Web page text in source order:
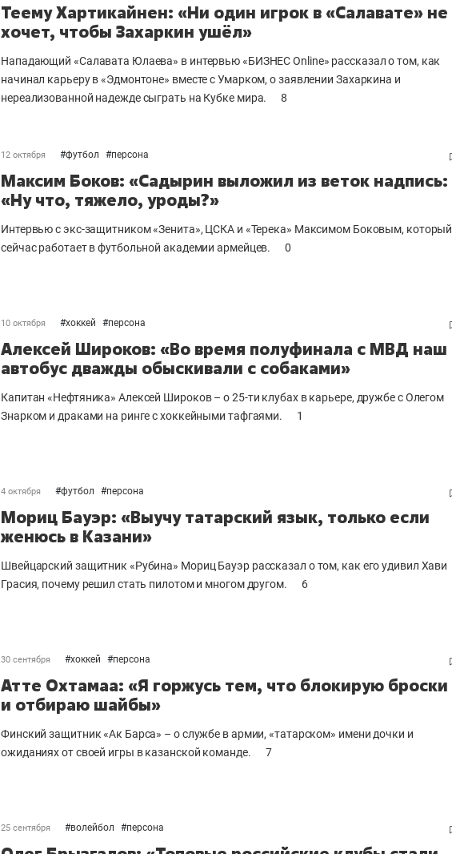
Теему Хартикайнен: «Ни один игрок в «Салавате» не
хочет, чтобы Захаркин ушёл»
Нападающий «Салавата Юлаева» в интервью «БИЗНЕС Online» рассказал о том, как
начинал карьеру в «Эдмонтоне» вместе с Умарком, о заявлении Захаркина и
нереализованной надежде сыграть на Кубке мира.
8
12 октября #футбол #персона
Максим Боков: «Садырин выложил из веток надпись:
«Ну что, тяжело, уроды?»
Интервью с экс-защитником «Зенита», ЦСКА и «Терека» Максимом Боковым, который
сейчас работает в футбольной академии армейцев.
0
10 октября #хоккей #персона
Алексей Широков: «Во время полуфинала с МВД наш
автобус дважды обыскивали с собаками»
Капитан «Нефтяника» Алексей Широков – о 25-ти клубах в карьере, дружбе с Олегом
Знарком и драками на ринге с хоккейными тафгаями.
1
4 октября #футбол #персона
Мориц Бауэр: «Выучу татарский язык, только если
женюсь в Казани»
Швейцарский защитник «Рубина» Мориц Бауэр рассказал о том, как его удивил Хави
Грасия, почему решил стать пилотом и многом другом.
6
30 сентября #хоккей #персона
Атте Охтамаа: «Я горжусь тем, что блокирую броски
и отбираю шайбы»
Финский защитник «Ак Барса» – о службе в армии, «татарском» имени дочки и
ожиданиях от своей игры в казанской команде.
7
25 сентября #волейбол #персона